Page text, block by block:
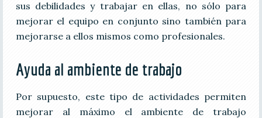
sus debilidades y trabajar en ellas, no sólo para
mejorar el equipo en conjunto sino también para
mejorarse a ellos mismos como profesionales.
Ayuda al ambiente de trabajo
Por supuesto, este tipo de actividades permiten
mejorar al máximo el ambiente de trabajo